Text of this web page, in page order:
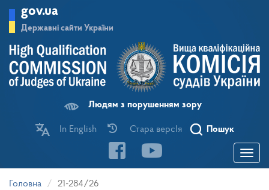
основного
матеріалу
gov.ua
Державні сайти України
Людям з порушенням зору
In English Стара версІя Пошук
Toggle
Головна 21-284/26